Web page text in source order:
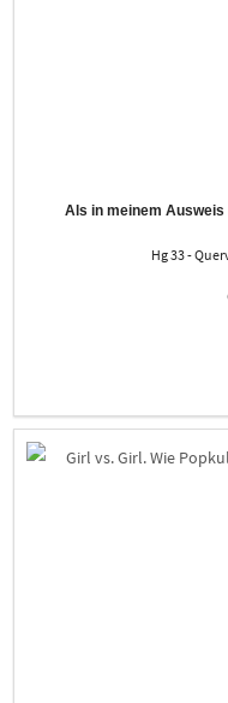
Als in meinem
Hg 33 -